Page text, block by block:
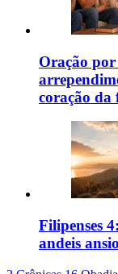
Oração por
coração da
Filipenses
andeis